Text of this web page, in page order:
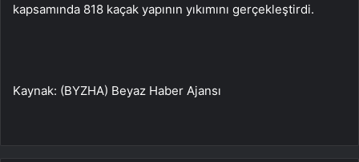
kapsamında 818 kaçak yapının yıkımını gerçekleştirdi.
Kaynak: (BYZHA) Beyaz Haber Ajansı